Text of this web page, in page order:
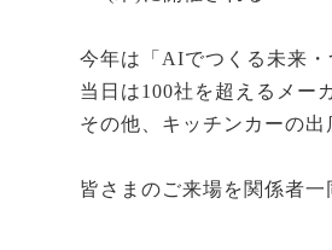
今年は「AIでつくる未来・
当日は100社を超えるメー
その他、キッチンカーの
皆さまのご来場を関係者一